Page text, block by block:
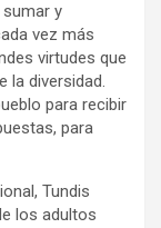
y
vez más
virtudes que
la diversidad.
para recibir
para
Tundis
los adultos